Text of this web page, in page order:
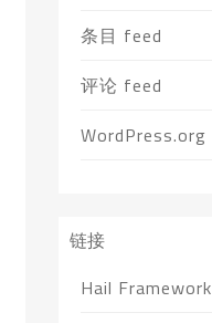
条目 feed
评论 feed
WordPress.org
链接
Hail Framework